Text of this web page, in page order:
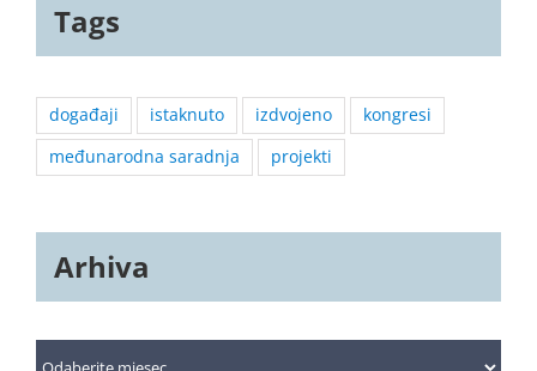
Tags
događaji istaknuto izdvojeno
kongresi
međunarodna saradnja
projekti
Arhiva
Arhiva